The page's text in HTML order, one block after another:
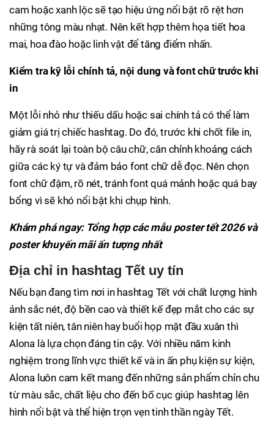
cam hoặc xanh lộc sẽ tạo hiệu ứng nổi bật rõ rệt hơn
những tông màu nhạt. Nên kết hợp thêm họa tiết hoa
mai, hoa đào hoặc linh vật để tăng điểm nhấn.
Kiểm tra kỹ lỗi chính tả, nội dung và font chữ trước khi
in
Một lỗi nhỏ như thiếu dấu hoặc sai chính tả có thể làm
giảm giá trị chiếc hashtag. Do đó, trước khi chốt file in,
hãy rà soát lại toàn bộ câu chữ, căn chỉnh khoảng cách
giữa các ký tự và đảm bảo font chữ dễ đọc. Nên chọn
font chữ đậm, rõ nét, tránh font quá mảnh hoặc quá bay
bổng vì sẽ khó nổi bật khi chụp hình.
Khám phá ngay: Tổng hợp các mẫu poster tết 2026 và
poster khuyến mãi ấn tượng nhất
Địa chỉ in hashtag Tết uy tín
Nếu bạn đang tìm nơi in hashtag Tết với chất lượng hình
ảnh sắc nét, độ bền cao và thiết kế đẹp mắt cho các sự
kiện tất niên, tân niên hay buổi họp mặt đầu xuân thì
Alona là lựa chọn đáng tin cậy. Với nhiều năm kinh
nghiệm trong lĩnh vực thiết kế và in ấn phụ kiện sự kiện,
Alona luôn cam kết mang đến những sản phẩm chỉn chu
từ màu sắc, chất liệu cho đến bố cục giúp hashtag lên
hình nổi bật và thể hiện trọn vẹn tinh thần ngày Tết.